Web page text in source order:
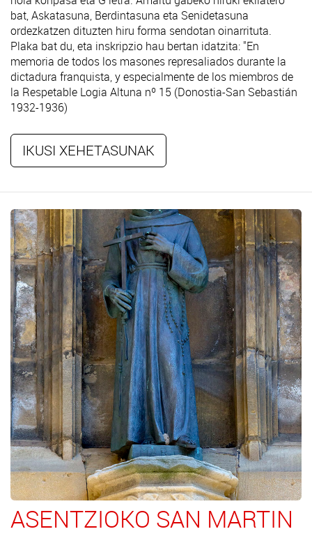
bat, Askatasuna, Berdintasuna eta Senidetasuna
ordezkatzen dituzten hiru forma sendotan oinarrituta.
Plaka bat du, eta inskripzio hau bertan idatzita: "En
memoria de todos los masones represaliados durante la
dictadura franquista, y especialmente de los miembros de
la Respetable Logia Altuna nº 15 (Donostia-San Sebastián
1932-1936)
IKUSI XEHETASUNAK
ASENTZIOKO SAN MARTIN